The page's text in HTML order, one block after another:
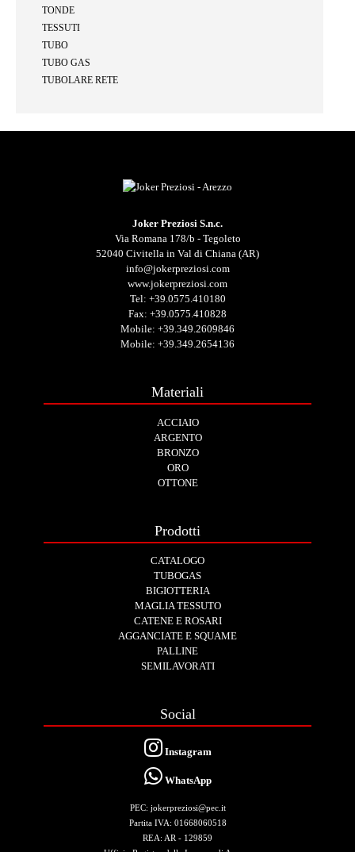
TONDE
TESSUTI
TUBO
TUBO GAS
TUBOLARE RETE
Joker Preziosi S.n.c.
Via Romana 178/b - Tegoleto
52040 Civitella in Val di Chiana (AR)
info@jokerpreziosi.com
www.jokerpreziosi.com
Tel: +39.0575.410180
Fax: +39.0575.410828
Mobile: +39.349.2609846
Mobile: +39.349.2654136
Materiali
ACCIAIO
ARGENTO
BRONZO
ORO
OTTONE
Prodotti
CATALOGO
TUBOGAS
BIGIOTTERIA
MAGLIA TESSUTO
CATENE E ROSARI
AGGANCIATE E SQUAME
PALLINE
SEMILAVORATI
Social
Instagram
WhatsApp
PEC: jokerpreziosi@pec.it
Partita IVA: 01668060518
REA: AR - 129859